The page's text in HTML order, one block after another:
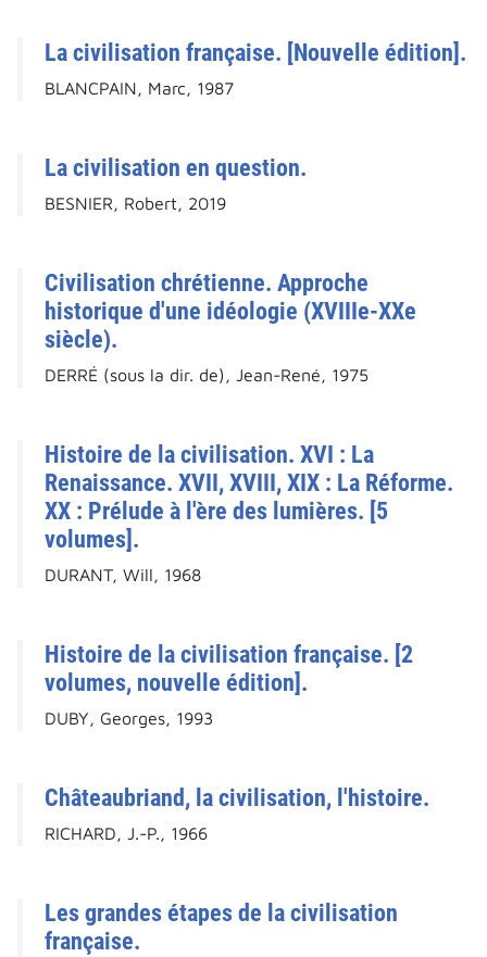
La civilisation française. [Nouvelle édition].
BLANCPAIN, Marc, 1987
La civilisation en question.
BESNIER, Robert, 2019
Civilisation chrétienne. Approche
historique d'une idéologie (XVIIIe-XXe
siècle).
DERRÉ (sous la dir. de), Jean-René, 1975
Histoire de la civilisation. XVI : La
Renaissance. XVII, XVIII, XIX : La Réforme.
XX : Prélude à l'ère des lumières. [5
volumes].
DURANT, Will, 1968
Histoire de la civilisation française. [2
volumes, nouvelle édition].
DUBY, Georges, 1993
Châteaubriand, la civilisation, l'histoire.
RICHARD, J.-P., 1966
Les grandes étapes de la civilisation
française.